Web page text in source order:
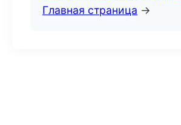
Главная страница →